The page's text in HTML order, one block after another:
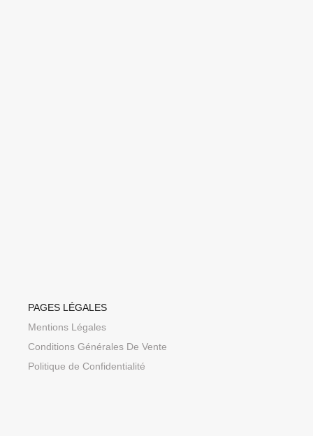
PAGES LÉGALES
Mentions Légales
Conditions Générales De Vente
Politique de Confidentialité